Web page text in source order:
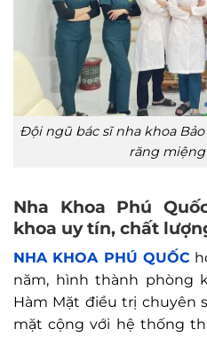
Đội ngũ bác sĩ nha khoa
răng
Nha Khoa Phú
khoa uy tín, chất
NHA KHOA PHÚ QUỐC
năm, hình thành phòng
Hàm Mặt điều trị chuyên
mặt cộng với hệ thống